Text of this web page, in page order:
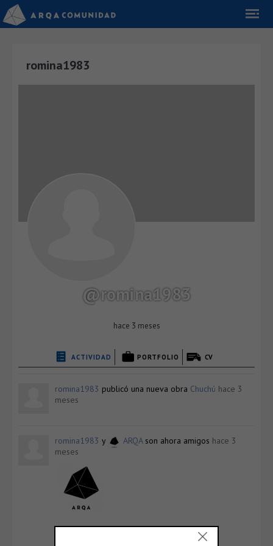
romina1983
@romina1983
hace 3 meses
ACTIVIDAD PORTFOLIO CV
romina1983 publicó una nueva obra Chuchú hace 3
meses
romina1983 y ARQAson ahora amigos hace 3
meses
ARQA